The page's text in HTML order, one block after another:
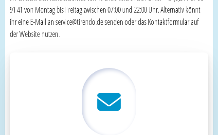
91 41 von Montag bis Freitag zwischen 07:00 und 22:00 Uhr. Alternativ könnt
ihr eine E-Mail an service@tirendo.de senden oder das Kontaktformular auf
der Website nutzen.